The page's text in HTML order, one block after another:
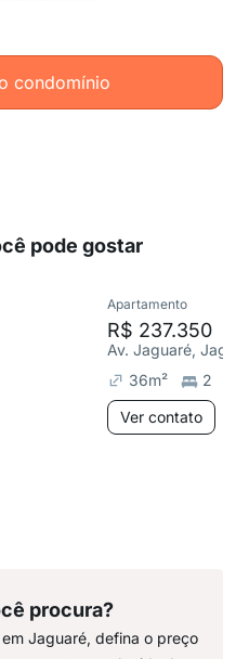
condomínio
pode gostar
Apartamento
R$ 237.350
Av. Jaguaré,
36m²
2
Ver contato
procura?
Jaguaré, defina o preço